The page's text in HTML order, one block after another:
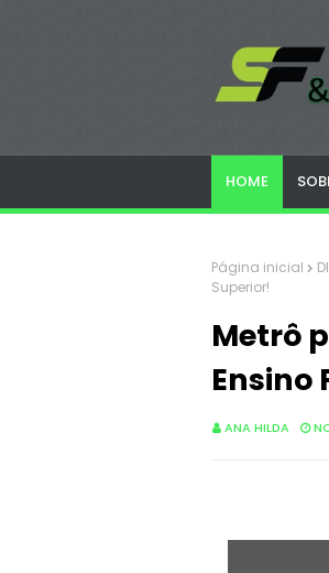
HOME
Página inicial
Superior!
Metrô
Ensino
ANA HILDA